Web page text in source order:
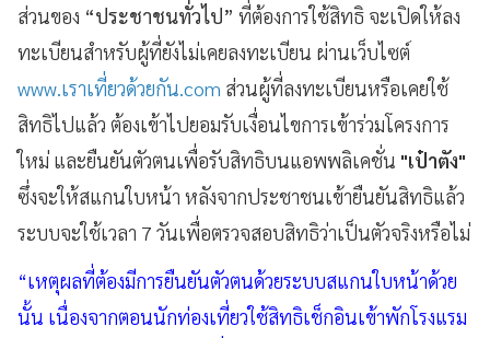
ส่วนของ “ประชาชนทั่วไป” ที่ต้องการใช้สิทธิ จะเปิดให้ลง
ทะเบียนสำหรับผู้ที่ยังไม่เคยลงทะเบียน ผ่านเว็บไซต์
www.เราเที่ยวด้วยกัน.com ส่วนผู้ที่ลงทะเบียนหรือเคยใช้
สิทธิไปแล้ว ต้องเข้าไปยอมรับเงื่อนไขการเข้าร่วมโครงการ
ใหม่ และยืนยันตัวตนเพื่อรับสิทธิบนแอพพลิเคชั่น "เป๋าตัง"
ซึ่งจะให้สแกนใบหน้า หลังจากประชาชนเข้ายืนยันสิทธิแล้ว
ระบบจะใช้เวลา 7 วันเพื่อตรวจสอบสิทธิว่าเป็นตัวจริงหรือไม่
“เหตุผลที่ต้องมีการยืนยันตัวตนด้วยระบบสแกนใบหน้าด้วย
นั้น เนื่องจากตอนนักท่องเที่ยวใช้สิทธิเช็กอินเข้าพักโรงแรม